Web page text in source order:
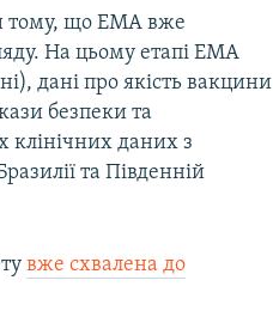
тому, що EMA вже
На цьому етапі EMA
дані про якість вакцини
безпеки та
клінічних даних з
та Південній
вже схвалена до